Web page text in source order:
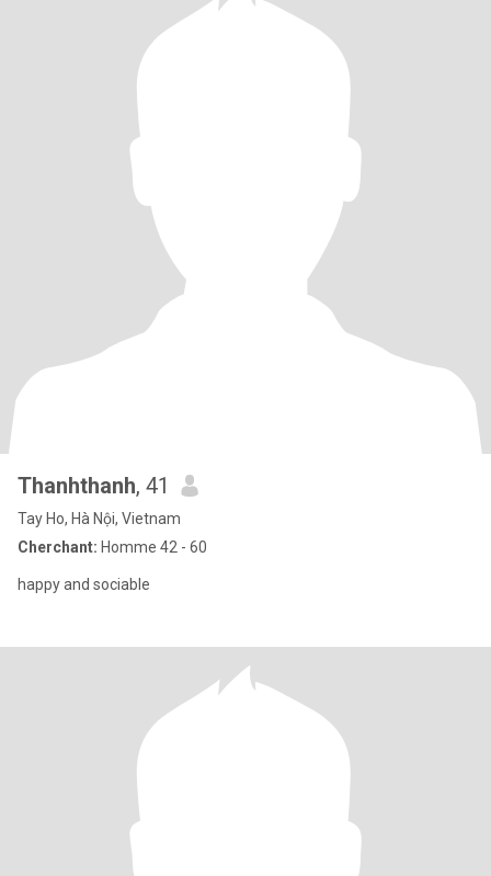
Thanhthanh, 41
Tay Ho, Hà Nội, Vietnam
Cherchant: Homme 42 - 60
happy and sociable